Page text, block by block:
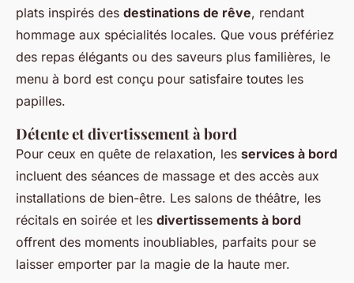
plats inspirés des destinations de rêve, rendant
hommage aux spécialités locales. Que vous préfériez
des repas élégants ou des saveurs plus familières, le
menu à bord est conçu pour satisfaire toutes les
papilles.
Détente et divertissement à bord
Pour ceux en quête de relaxation, les services à bord
incluent des séances de massage et des accès aux
installations de bien-être. Les salons de théâtre, les
récitals en soirée et les divertissements à bord
offrent des moments inoubliables, parfaits pour se
laisser emporter par la magie de la haute mer.